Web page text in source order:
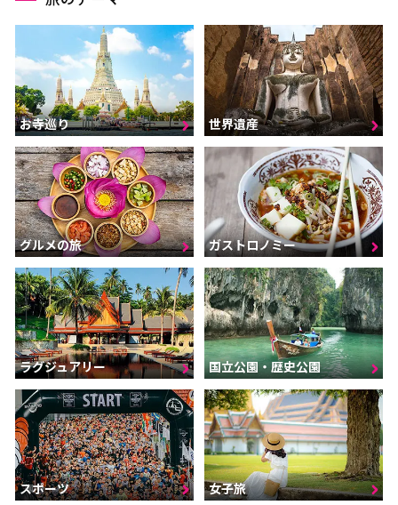
お寺巡り 世界遺産
グルメの旅 ガストロノミー
ラグジュアリー 国立公園・歴史公園
スポーツ 女子旅